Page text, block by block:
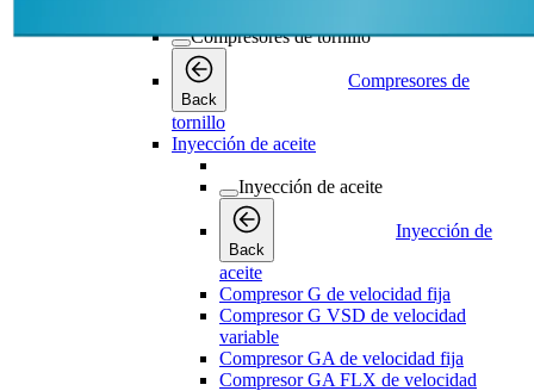
Compresores de tornillo
Back
Compresores de
tornillo
Inyección de aceite
Inyección de aceite
Back
Inyección de
aceite
Compresor G de velocidad fija
Compresor G VSD de velocidad
variable
Compresor GA de velocidad fija
Compresor GA FLX de velocidad